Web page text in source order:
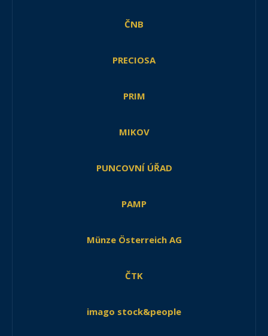
ČNB
PRECIOSA
PRIM
MIKOV
PUNCOVNÍ ÚŘAD
PAMP
Münze Österreich AG
ČTK
imago stock&people